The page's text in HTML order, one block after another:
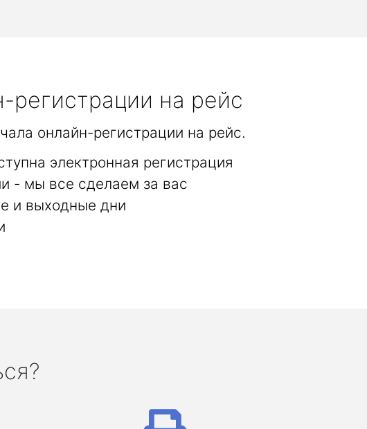
на рейс
онлайн-регистрации на рейс.
электронная регистрация
- мы все сделаем за вас
и выходные дни